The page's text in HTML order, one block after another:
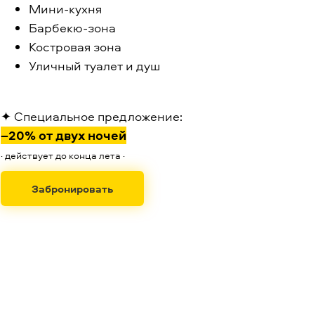
Мини-кухня
Барбекю-зона
Костровая зона
Уличный туалет и душ
✦ Специальное предложение:
–20% от двух ночей
·действует до конца лета ·
Забронировать